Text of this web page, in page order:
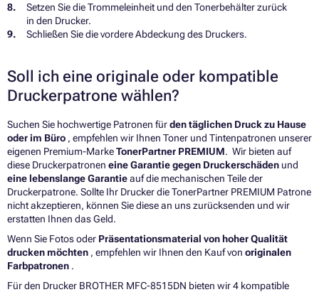
Setzen Sie die Trommeleinheit und den Tonerbehälter zurück
in den Drucker.
Schließen Sie die vordere Abdeckung des Druckers.
Soll ich eine originale oder kompatible
Druckerpatrone wählen?
Suchen Sie hochwertige Patronen fürden täglichen Druck zu Hause
oder im Büro , empfehlen wir Ihnen Toner und Tintenpatronen unserer
eigenen Premium-MarkeTonerPartner PREMIUM. Wir bieten auf
diese Druckerpatronen eine Garantie gegen Druckerschäden und
eine lebenslange Garantieauf die mechanischen Teile der
Druckerpatrone. Sollte Ihr Drucker die TonerPartner PREMIUM Patrone
nicht akzeptieren, können Sie diese an uns zurücksenden und wir
erstatten Ihnen das Geld.
Wenn Sie Fotos oder Präsentationsmaterial von hoher Qualität
drucken möchten , empfehlen wir Ihnen den Kauf von originalen
Farbpatronen .
Für den Drucker BROTHER MFC-8515DN bieten wir 4 kompatible